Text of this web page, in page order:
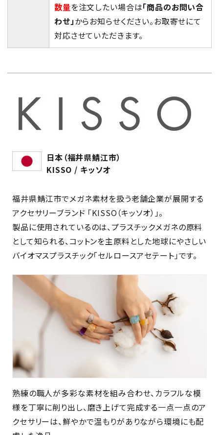
数量を注文したい場合は「商品のお問い合
わせ」からお知らせください。お取寄せにて
対応させていただきます。
日本（福井県鯖江市）
KISSO / キッソオ
福井県鯖江市でメガネ素材を扱う老舗企業が展開する
アクセサリーブランド 「KISSO（キッソオ）」。
製品に使用されているのは、プラスチックメガネの原料
として知られる、コットンを主原料とした地球にやさしい
バイオマスプラスチック「セルロースアセテート」です。
熟練の職人が多彩な素材を組み合わせ、カラフルな模
様を丁寧に削り出し、磨き上げて完成する一点一点のア
クセサリーは、鮮やかで温もりがありながら環境にも配